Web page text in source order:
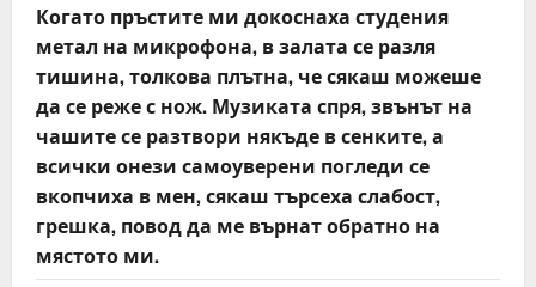
Когато пръстите ми докоснаха студения
метал на микрофона, в залата се разля
тишина, толкова плътна, че сякаш можеше
да се реже с нож. Музиката спря, звънът на
чашите се разтвори някъде в сенките, а
всички онези самоуверени погледи се
вкопчиха в мен, сякаш търсеха слабост,
грешка, повод да ме върнат обратно на
мястото ми.